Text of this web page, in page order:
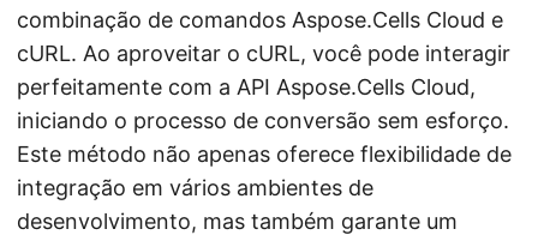
combinação de comandos Aspose.Cells Cloud e
cURL. Ao aproveitar o cURL, você pode interagir
perfeitamente com a API Aspose.Cells Cloud,
iniciando o processo de conversão sem esforço.
Este método não apenas oferece flexibilidade de
integração em vários ambientes de
desenvolvimento, mas também garante um